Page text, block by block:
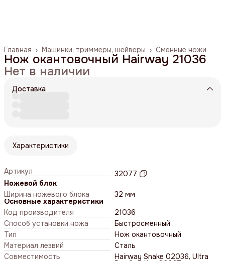
Сменные ножи
Машинки, триммеры, шейверы ›
Главная ›
Нож окантовочный Hairway 21036
Нет в наличии
Доставка
Характеристики
Артикул
32077
Ножевой блок
Ширина ножевого блока
32 мм
Основные характеристики
Код производителя
21036
Способ установки ножа
Быстросменный
Тип
Нож окантовочный
Материал лезвий
Сталь
Совместимость
Hairway Snake 02036, Ultra